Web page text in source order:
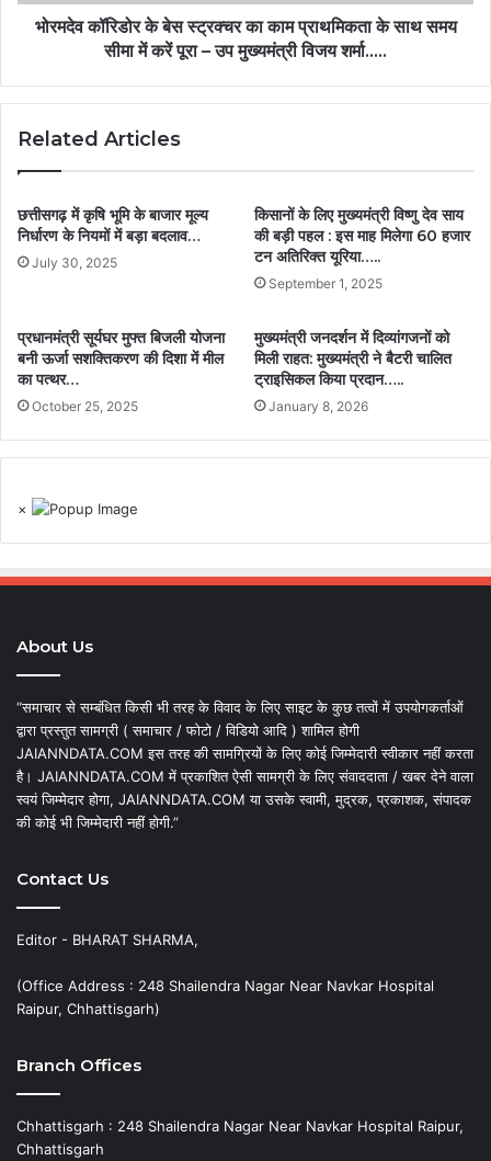
भोरमदेव कॉरिडोर के बेस स्ट्रक्चर का काम प्राथमिकता के साथ समय
सीमा में करें पूरा – उप मुख्यमंत्री विजय शर्मा…..
Related Articles
छत्तीसगढ़ में कृषि भूमि के बाजार मूल्य
निर्धारण के नियमों में बड़ा बदलाव…
July 30, 2025
किसानों के लिए मुख्यमंत्री विष्णु देव साय
की बड़ी पहल : इस माह मिलेगा 60 हजार
टन अतिरिक्त यूरिया…..
September 1, 2025
प्रधानमंत्री सूर्यघर मुफ्त बिजली योजना
बनी ऊर्जा सशक्तिकरण की दिशा में मील
का पत्थर…
October 25, 2025
मुख्यमंत्री जनदर्शन में दिव्यांगजनों को
मिली राहत: मुख्यमंत्री ने बैटरी चालित
ट्राइसिकल किया प्रदान…..
January 8, 2026
×
About Us
“समाचार से सम्बंधित किसी भी तरह के विवाद के लिए साइट के कुछ तत्वों में उपयोगकर्ताओं
द्वारा प्रस्तुत सामग्री ( समाचार / फोटो / विडियो आदि ) शामिल होगी
JAIANNDATA.COM इस तरह की सामग्रियों के लिए कोई जिम्मेदारी स्वीकार नहीं करता
है। JAIANNDATA.COM में प्रकाशित ऐसी सामग्री के लिए संवाददाता / खबर देने वाला
स्वयं जिम्मेदार होगा, JAIANNDATA.COM या उसके स्वामी, मुद्रक, प्रकाशक, संपादक
की कोई भी जिम्मेदारी नहीं होगी.”
Contact Us
Editor - BHARAT SHARMA,
(Office Address : 248 Shailendra Nagar Near Navkar Hospital
Raipur, Chhattisgarh)
Branch Offices
Chhattisgarh : 248 Shailendra Nagar Near Navkar Hospital Raipur,
Chhattisgarh